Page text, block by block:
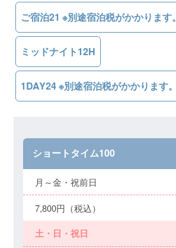
ご宿泊21 ※別途宿泊税がかかります。
ミッドナイト12H
1DAY24 ※別途宿泊税がかかります。
ショートタイム100
月～金・祝前日
7,800円（税込）
土・日・祝日